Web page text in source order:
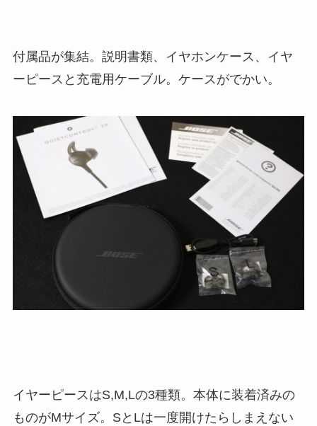
付属品が集結。説明書類、イヤホンケース、イヤ
ーピースと充電用ケーブル。ケースがでかい。
イヤーピースはS,M,Lの3種類。本体に装着済みの
ものがMサイズ。SとLは一度開けたらしまえない